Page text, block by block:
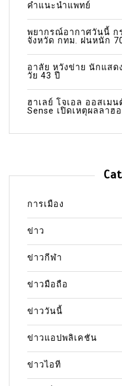
คำแนะนำแพทย์
พยากรณ์อากาศวันนี้ ก
จังหวัด กทม. ฝนหนัก
อาลัย หวังข่าย นักแส
วัย 43 ปี
ฮาเลย์ โจเอล ออสเม
Sense เปิดเหตุผลลาฮ
การเมือง
ข่าว
ข่าวกีฬา
ข่าวมือถือ
ข่าววันนี้
ข่าวแอปพลิเคชัน
ข่าวไอที